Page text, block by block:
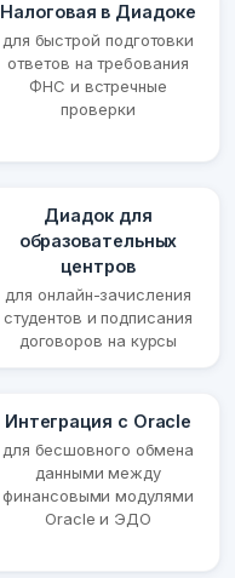
Налоговая в Диадоке
для быстрой подготовки
ответов на требования
ФНС и встречные
проверки
Диадок для
образовательных
центров
для онлайн-зачисления
студентов и подписания
договоров на курсы
Интеграция с Oracle
для бесшовного обмена
данными между
финансовыми модулями
Oracle и ЭДО